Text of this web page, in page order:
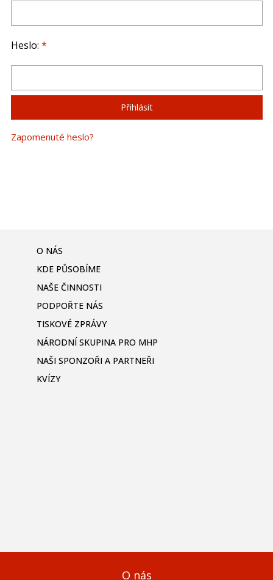
Heslo: *
Zapomenuté heslo?
O NÁS
KDE PŮSOBÍME
NAŠE ČINNOSTI
PODPOŘTE NÁS
TISKOVÉ ZPRÁVY
NÁRODNÍ SKUPINA PRO MHP
NAŠI SPONZOŘI A PARTNEŘI
KVÍZY
O nás